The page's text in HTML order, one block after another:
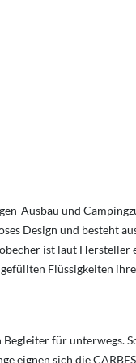
Ausbau und
Design und besteht
ist laut
Flüssigkeiten
für unterwegs.
eignen sich die